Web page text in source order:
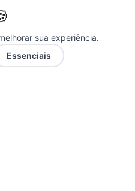
as penalidades do
simples,
compromisso com a
mudança legislativa é
sua experiência.
Essenciais